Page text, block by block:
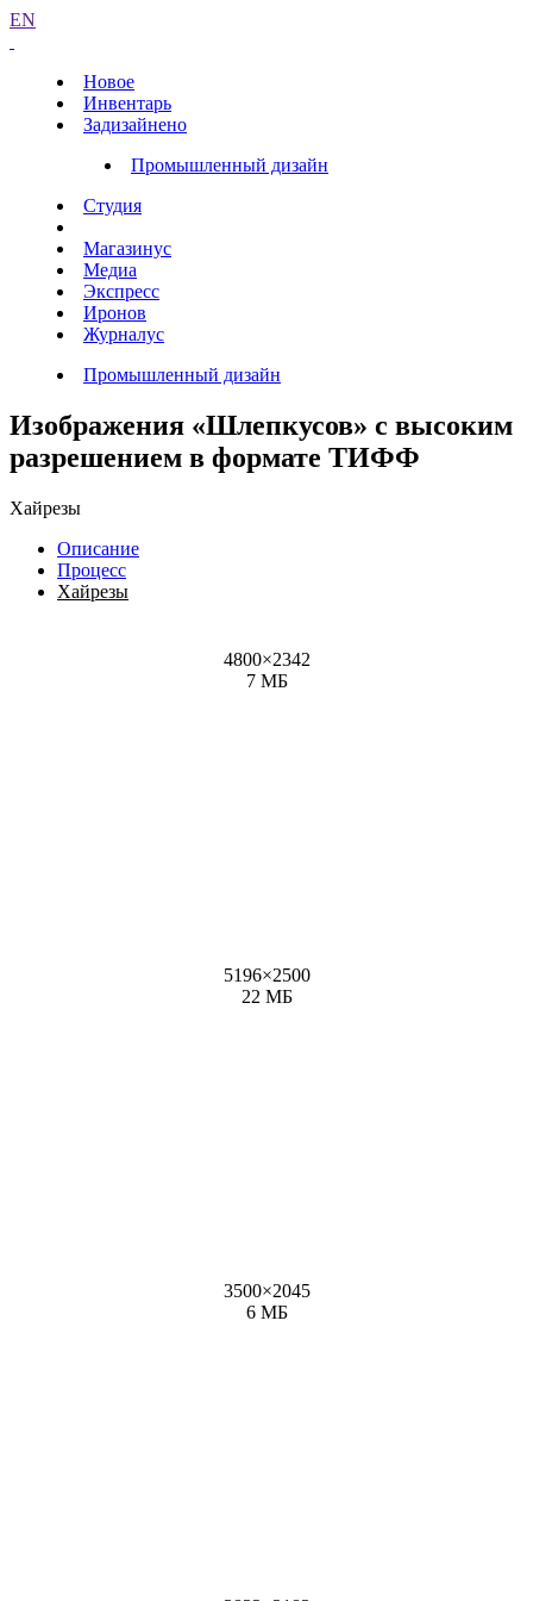
EN
Новое
Инвентарь
Задизайнено
Промышленный дизайн
Студия
Магазинус
Медиа
Экспресс
Иронов
Журналус
Промышленный дизайн
Изображения «Шлепкусов» с высоким
разрешением в формате ТИФФ
Хайрезы
Описание
Процесс
Хайрезы
4800×2342
7 МБ
5196×2500
22 МБ
3500×2045
6 МБ